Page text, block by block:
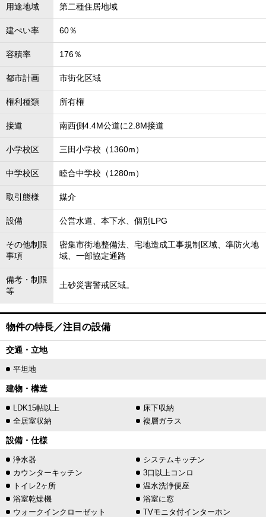
用途地域 第二種住居地域
建ぺい率 60％
容積率 176％
都市計画 市街化区域
権利種類 所有権
接道 南西側4.4M公道に2.8M接道
小学校区 三田小学校（1360m）
中学校区 睦合中学校（1280m）
取引態様 媒介
設備 公営水道、本下水、個別LPG
その他制限
事項
密集市街地整備法、宅地造成工事規制区域、準防火地
域、一部協定通路
備考・制限
等
土砂災害警戒区域。
物件の特長／注目の設備
交通・立地
平坦地
建物・構造
LDK15帖以上
床下収納
全居室収納
複層ガラス
設備・仕様
浄水器
システムキッチン
カウンターキッチン
3口以上コンロ
トイレ2ヶ所
温水洗浄便座
浴室乾燥機
浴室に窓
ウォークインクローゼット
TVモニタ付インターホン